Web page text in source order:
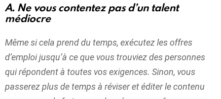
A. Ne vous contentez pas d’un talent
médiocre
Même si cela prend du temps, exécutez les offres
d’emploi jusqu’à ce que vous trouviez des personnes
qui répondent à toutes vos exigences. Sinon, vous
passerez plus de temps à réviser et éditer le contenu